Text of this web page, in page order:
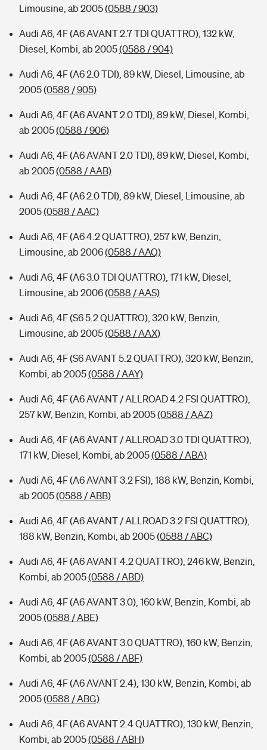
Limousine, ab 2005(0588 / 903)
Audi A6, 4F (A6 AVANT 2.7 TDI QUATTRO), 132 kW,
Diesel, Kombi, ab 2005(0588 / 904)
Audi A6, 4F (A6 2.0 TDI), 89 kW, Diesel, Limousine, ab
2005(0588 / 905)
Audi A6, 4F (A6 AVANT 2.0 TDI), 89 kW, Diesel, Kombi,
ab 2005(0588 / 906)
Audi A6, 4F (A6 AVANT 2.0 TDI), 89 kW, Diesel, Kombi,
ab 2005(0588 / AAB)
Audi A6, 4F (A6 2.0 TDI), 89 kW, Diesel, Limousine, ab
2005(0588 / AAC)
Audi A6, 4F (A6 4.2 QUATTRO), 257 kW, Benzin,
Limousine, ab 2006(0588 / AAQ)
Audi A6, 4F (A6 3.0 TDI QUATTRO), 171 kW, Diesel,
Limousine, ab 2006(0588 / AAS)
Audi A6, 4F (S6 5.2 QUATTRO), 320 kW, Benzin,
Limousine, ab 2005(0588 / AAX)
Audi A6, 4F (S6 AVANT 5.2 QUATTRO), 320 kW, Benzin,
Kombi, ab 2005(0588 / AAY)
Audi A6, 4F (A6 AVANT / ALLROAD 4.2 FSI QUATTRO),
257 kW, Benzin, Kombi, ab 2005(0588 / AAZ)
Audi A6, 4F (A6 AVANT / ALLROAD 3.0 TDI QUATTRO),
171 kW, Diesel, Kombi, ab 2005(0588 / ABA)
Audi A6, 4F (A6 AVANT 3.2 FSI), 188 kW, Benzin, Kombi,
ab 2005(0588 / ABB)
Audi A6, 4F (A6 AVANT / ALLROAD 3.2 FSI QUATTRO),
188 kW, Benzin, Kombi, ab 2005(0588 / ABC)
Audi A6, 4F (A6 AVANT 4.2 QUATTRO), 246 kW, Benzin,
Kombi, ab 2005(0588 / ABD)
Audi A6, 4F (A6 AVANT 3.0), 160 kW, Benzin, Kombi, ab
2005(0588 / ABE)
Audi A6, 4F (A6 AVANT 3.0 QUATTRO), 160 kW, Benzin,
Kombi, ab 2005(0588 / ABF)
Audi A6, 4F (A6 AVANT 2.4), 130 kW, Benzin, Kombi, ab
2005(0588 / ABG)
Audi A6, 4F (A6 AVANT 2.4 QUATTRO), 130 kW, Benzin,
Kombi, ab 2005(0588 / ABH)